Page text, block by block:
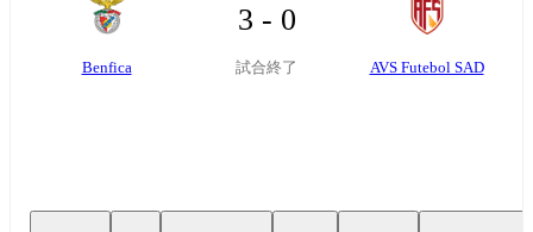
Benfica
3 - 0
試合終了 AVS Futebol SAD